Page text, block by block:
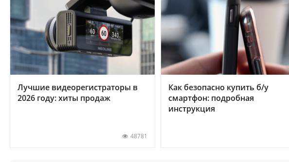
Лучшие видеорегистраторы в
2026 году: хиты продаж
48781
Как безопасно купить б/у
смартфон: подробная
инструкция